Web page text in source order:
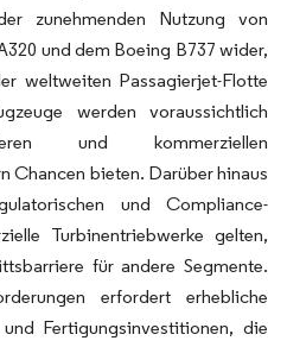
zunehmenden Nutzung von
und dem Boeing B737 wider,
weltweiten Passagierjet-Flotte
werden voraussichtlich
und kommerziellen
Chancen bieten. Darüber hinaus
und Compliance-
Turbinentriebwerke gelten,
für andere Segmente.
erfordert erhebliche
Fertigungsinvestitionen, die